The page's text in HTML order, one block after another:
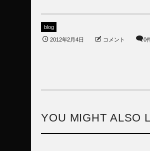
blog
2012年2月4日 コメント 0
YOU MIGHT ALSO